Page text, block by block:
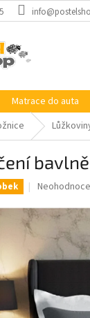
Matrace do auta
Průměrné
produktu
z
5